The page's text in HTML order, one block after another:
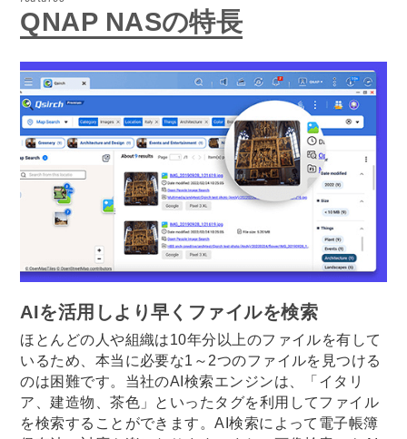
QNAP NASの特長
AIを活用しより早くファイルを検索
ほとんどの人や組織は10年分以上のファイルを有して
いるため、本当に必要な1～2つのファイルを見つける
のは困難です。当社のAI検索エンジンは、「イタリ
ア、建造物、茶色」といったタグを利用してファイル
を検索することができます。AI検索によって電子帳簿